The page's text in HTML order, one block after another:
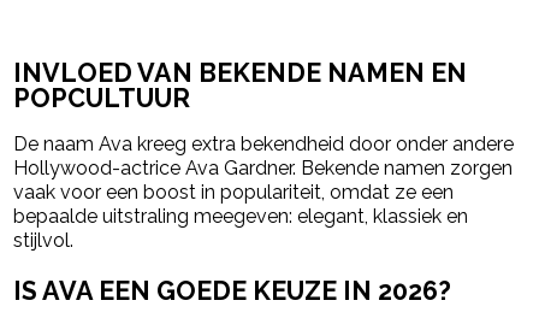
INVLOED VAN BEKENDE NAMEN EN
POPCULTUUR
De naam Ava kreeg extra bekendheid door onder andere
Hollywood-actrice Ava Gardner. Bekende namen zorgen
vaak voor een boost in populariteit, omdat ze een
bepaalde uitstraling meegeven: elegant, klassiek en
stijlvol.
IS AVA EEN GOEDE KEUZE IN 2026?